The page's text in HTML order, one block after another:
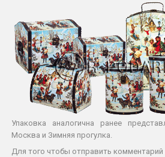
Упаковка аналогична ранее
Москва и Зимняя прогулка.
Для того чтобы отправить